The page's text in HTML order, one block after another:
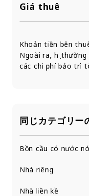
Giá thuê
Khoản tiền bên
Ngoài ra, họ
các chi phí bảo trì
同じカテゴリー
Bồn cầu có nước
Nhà riêng
Nhà liền kề